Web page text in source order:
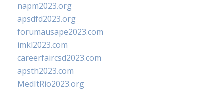
napm2023.org
apsdfd2023.org
forumausape2023.com
imkl2023.com
careerfaircsd2023.com
apsth2023.com
MedItRio2023.org